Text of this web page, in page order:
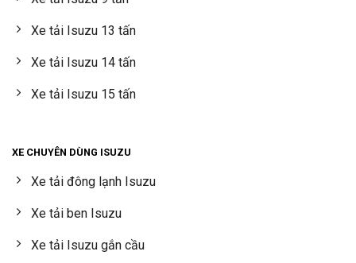
Xe tải Isuzu 13 tấn
Xe tải Isuzu 14 tấn
Xe tải Isuzu 15 tấn
XE CHUYÊN DÙNG ISUZU
Xe tải đông lạnh Isuzu
Xe tải ben Isuzu
Xe tải Isuzu gắn cầu